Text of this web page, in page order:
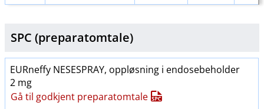
SPC (preparatomtale)
EURneffy NESESPRAY, oppløsning i endosebeholder
2 mg
Gå til godkjent preparatomtale